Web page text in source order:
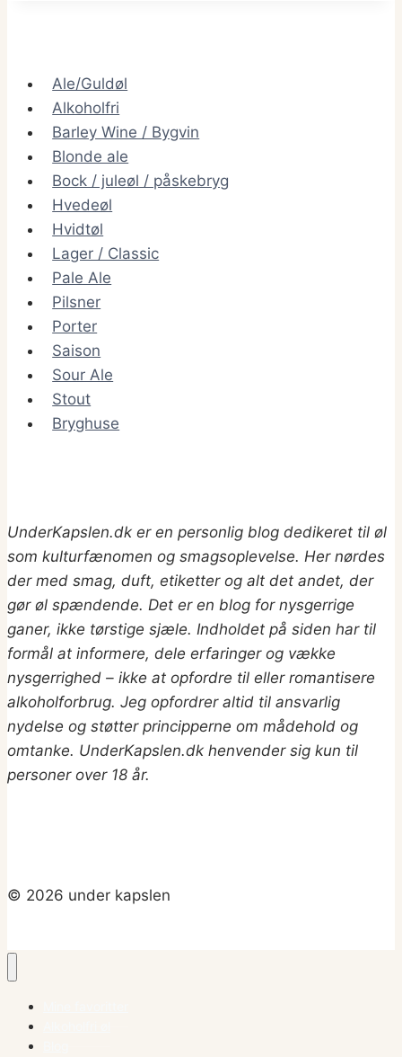
Øl
Ale/Guldøl
Alkoholfri
Barley Wine / Bygvin
Blonde ale
Bock / juleøl / påskebryg
Hvedeøl
Hvidtøl
Lager / Classic
Pale Ale
Pilsner
Porter
Saison
Sour Ale
Stout
Bryghuse
UnderKapslen.dk er en personlig blog dedikeret til øl
som kulturfænomen og smagsoplevelse. Her nørdes
der med smag, duft, etiketter og alt det andet, der
gør øl spændende. Det er en blog for nysgerrige
ganer, ikke tørstige sjæle. Indholdet på siden har til
formål at informere, dele erfaringer og vække
nysgerrighed – ikke at opfordre til eller romantisere
alkoholforbrug. Jeg opfordrer altid til ansvarlig
nydelse og støtter principperne om mådehold og
omtanke. UnderKapslen.dk henvender sig kun til
personer over 18 år.
© 2026 under kapslen